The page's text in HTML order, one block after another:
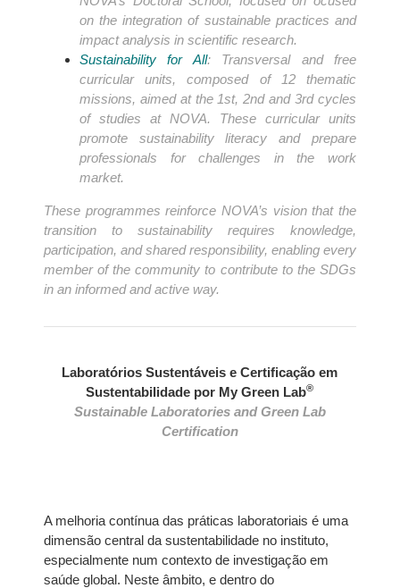
on the integration of sustainable practices and
impact analysis in scientific research.
Sustainability for All: Transversal and free
curricular units, composed of 12 thematic
missions, aimed at the 1st, 2nd and 3rd cycles
of studies at NOVA. These curricular units
promote sustainability literacy and prepare
professionals for challenges in the work
market.
These programmes reinforce NOVA’s vision that the
transition to sustainability requires knowledge,
participation, and shared responsibility, enabling every
member of the community to contribute to the SDGs
in an informed and active way.
Laboratórios Sustentáveis e Certificação em
Sustentabilidade por My Green Lab®
Sustainable Laboratories and Green Lab
Certification
A melhoria contínua das práticas laboratoriais é uma
dimensão central da sustentabilidade no instituto,
especialmente num contexto de investigação em
saúde global. Neste âmbito, e dentro do